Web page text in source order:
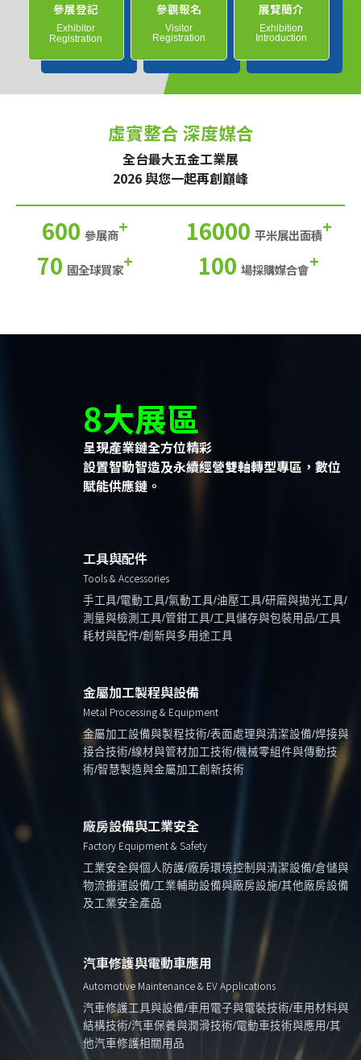
參展登記
Exhibitor
Registration
參觀報名
Visitor
Registration
展覽簡介
Exhibition
Introduction
虛實整合 深度媒合
全台最大五金工業展
2026 與您一起再創巔峰
600 參展商+ 16000 平米展出面積+
70 國全球買家+ 100 場採購媒合會+
8大展區
呈現產業鏈全方位精彩
設置智動智造及永續經營雙軸轉型專區，數位
賦能供應鏈。
工具與配件
Tools & Accessories
手工具/電動工具/氣動工具/油壓工具/研磨與拋光工具/
測量與檢測工具/管鉗工具/工具儲存與包裝用品/工具
耗材與配件/創新與多用途工具
金屬加工製程與設備
Metal Processing & Equipment
金屬加工設備與製程技術/表面處理與清潔設備/焊接與
接合技術/線材與管材加工技術/機械零組件與傳動技
術/智慧製造與金屬加工創新技術
廠房設備與工業安全
Factory Equipment & Safety
工業安全與個人防護/廠房環境控制與清潔設備/倉儲與
物流搬運設備/工業輔助設備與廠房設施/其他廠房設備
及工業安全產品
汽車修護與電動車應用
Automotive Maintenance & EV Applications
汽車修護工具與設備/車用電子與電裝技術/車用材料與
結構技術/汽車保養與潤滑技術/電動車技術與應用/其
他汽車修護相關用品